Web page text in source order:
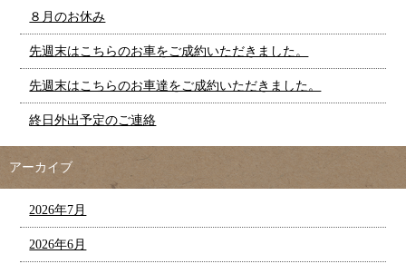
８月のお休み
先週末はこちらのお車をご成約いただきました。
先週末はこちらのお車達をご成約いただきました。
終日外出予定のご連絡
アーカイブ
2026年7月
2026年6月